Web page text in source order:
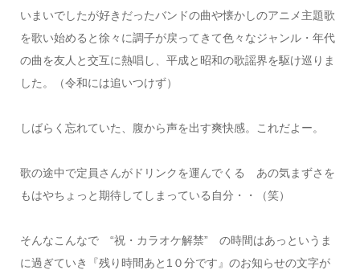
いまいでしたが好きだったバンドの曲や懐かしのアニメ主題歌
を歌い始めると徐々に調子が戻ってきて色々なジャンル・年代
の曲を友人と交互に熱唱し、平成と昭和の歌謡界を駆け巡りま
した。（令和には追いつけず）
しばらく忘れていた、腹から声を出す爽快感。これだよー。
歌の途中で定員さんがドリンクを運んでくる あの気まずさを
もはやちょっと期待してしまっている自分・・（笑）
そんなこんなで “祝・カラオケ解禁” の時間はあっというま
に過ぎていき『残り時間あと1０分です』のお知らせの文字が